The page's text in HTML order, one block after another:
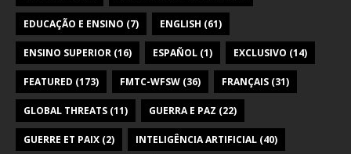
EDUCAÇÃO E ENSINO (7) ENGLISH (61)
ENSINO SUPERIOR (16) ESPAÑOL (1) EXCLUSIVO (14)
FEATURED (173) FMTC-WFSW (36) FRANÇAIS (31)
GLOBAL THREATS (11) GUERRA E PAZ (22)
GUERRE ET PAIX (2) INTELIGÊNCIA ARTIFICIAL (40)